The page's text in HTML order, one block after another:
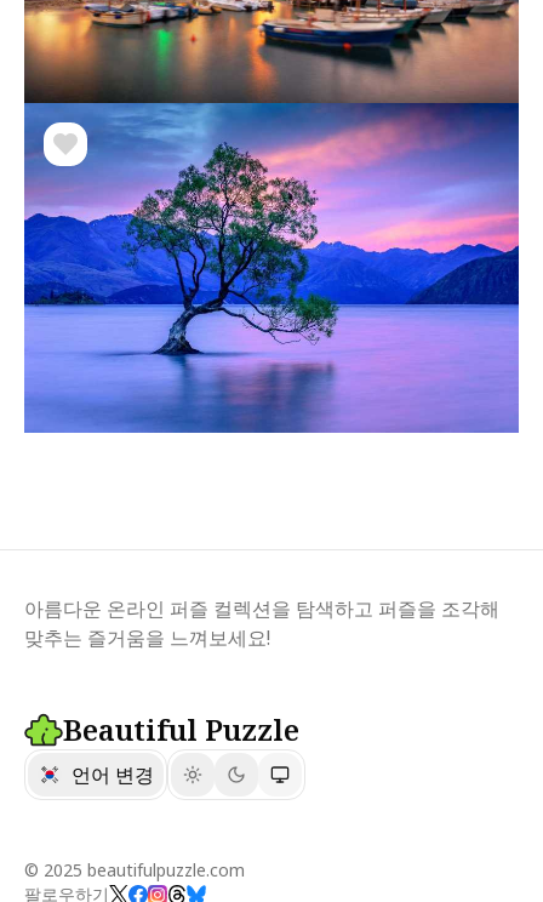
아름다운 온라인 퍼즐 컬렉션을 탐색하고 퍼즐을 조각해
맞추는 즐거움을 느껴보세요!
Beautiful Puzzle
언어 변경
© 2025 beautifulpuzzle.com
팔로우하기